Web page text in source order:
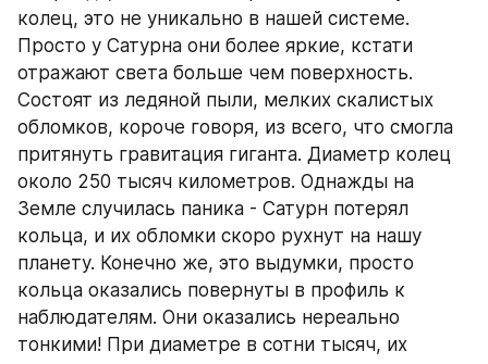
колец, это не уникально в нашей системе.
Просто у Сатурна они более яркие, кстати
отражают света больше чем поверхность.
Состоят из ледяной пыли, мелких скалистых
обломков, короче говоря, из всего, что смогла
притянуть гравитация гиганта. Диаметр колец
около 250 тысяч километров. Однажды на
Земле случилась паника - Сатурн потерял
кольца, и их обломки скоро рухнут на нашу
планету. Конечно же, это выдумки, просто
кольца оказались повернуты в профиль к
наблюдателям. Они оказались нереально
тонкими! При диаметре в сотни тысяч, их